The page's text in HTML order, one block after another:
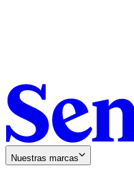
Nuestras marcas